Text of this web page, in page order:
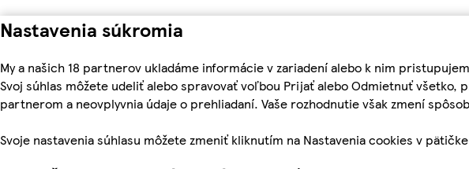
Nastavenia súkromia
My a našich 18 partnerov ukladáme informácie v zariadení alebo k nim
Svoj súhlas môžete udeliť alebo spravovať voľbou Prijať alebo Odmietnuť všetko,
partnerom a neovplyvnia údaje o prehliadaní. Vaše rozhodnutie však zmení
Svoje nastavenia súhlasu môžete zmeniť kliknutím na Nastavenia cookies v